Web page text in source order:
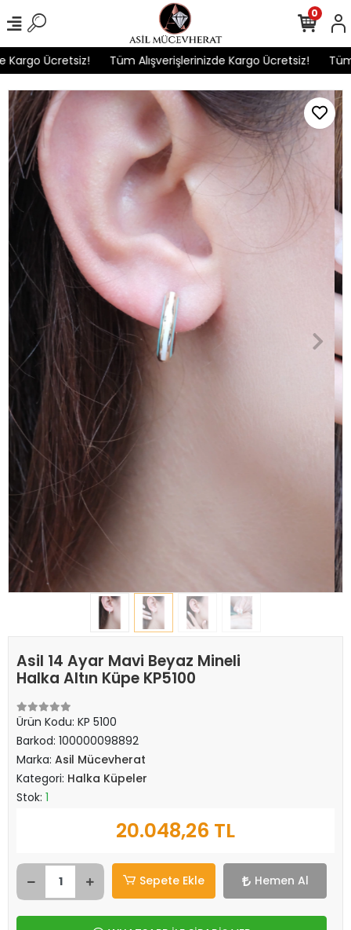
Ücretsiz! Tüm Alışverişlerinizde Kargo Ücretsiz! Tüm
0
Asil 14 Ayar Mavi Beyaz Mineli
Halka Altın Küpe KP5100
Ürün Kodu: KP 5100
Barkod: 100000098892
Marka: Asil Mücevherat
Kategori: Halka Küpeler
Stok: 1
20.048,26 TL
Sepete Ekle Hemen Al